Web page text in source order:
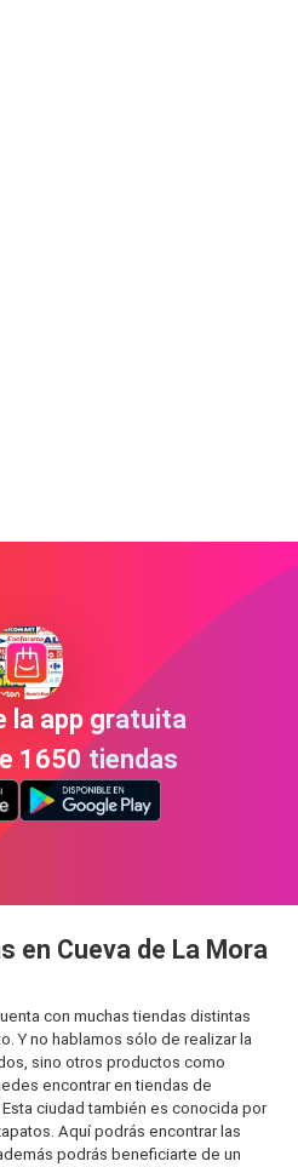
la app gratuita
1650 tiendas
en Cueva de La Mora
con muchas tiendas distintas
Y no hablamos sólo de realizar la
sino otros productos como
encontrar en tiendas de
ciudad también es conocida por
Aquí podrás encontrar las
podrás beneficiarte de un